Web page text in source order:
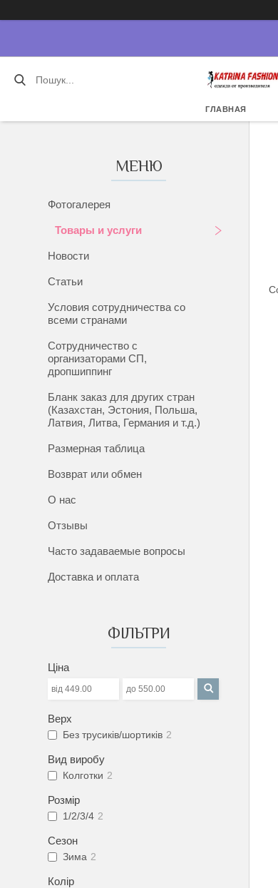
ГЛАВНАЯ
Фотогалерея
Товары и услуги
Новости
Статьи
Условия сотрудничества со
всеми странами
Сотрудничество с
организаторами СП,
дропшиппинг
Бланк заказ для других стран
(Казахстан, Эстония, Польша,
Латвия, Литва, Германия и т.д.)
Размерная таблица
Возврат или обмен
О нас
Отзывы
Часто задаваемые вопросы
Доставка и оплата
ФІЛЬТРИ
Ціна
Верх
Без трусиків/шортиків 2
Вид виробу
Колготки 2
Розмір
1/2/3/4 2
Сезон
Зима 2
Колір